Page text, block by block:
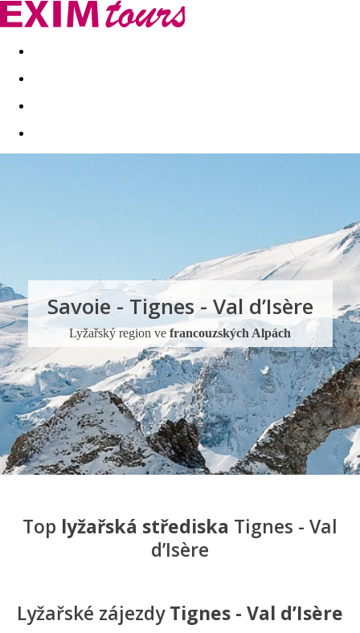
Akční nabídky Last minute
Savoie - Tignes - Val d’Isère
Lyžařský region ve francouzských Alpách
Top lyžařská střediska Tignes - Val
d’Isère
Lyžařské zájezdyTignes - Val d’Isère